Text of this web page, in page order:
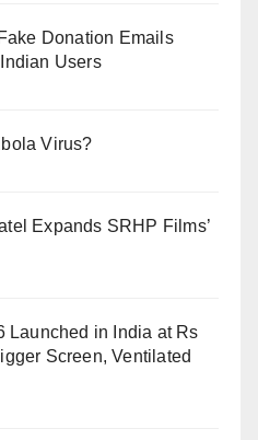
Donation Emails
Users
Virus?
Expands SRHP Films’
Launched in India at Rs
Screen, Ventilated